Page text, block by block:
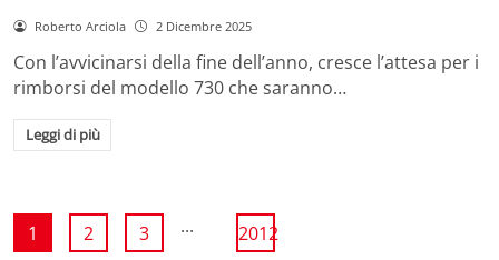
Roberto Arciola 2 Dicembre 2025
Con l’avvicinarsi della fine dell’anno, cresce l’attesa per i
rimborsi del modello 730 che saranno…
Leggi di più
1 2 3 ... 2012